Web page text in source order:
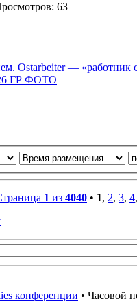
63
— «работник с
ГР ФОТО
1 из 4040 • 1, 2, 3, 4,
конференции • Часовой